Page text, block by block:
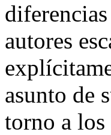
autores
asunto de
torno a los